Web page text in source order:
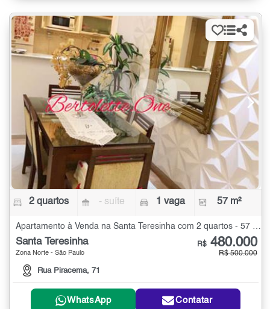
2 quartos - suíte 1 vaga 57 m²
Santa Teresinha
Zona Norte - São Paulo
Rua Piracema, 71
R$ 480.000
R$ 500.000
WhatsApp Contatar